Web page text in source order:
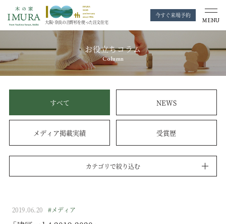
大阪・奈良の吉野杉を使った注文住宅
今すぐ来場予約
MENU
お役立ちコラム
Column
すべて NEWS
メディア掲載実績 受賞歴
カテゴリで絞り込む
2019.06.20 #メディア